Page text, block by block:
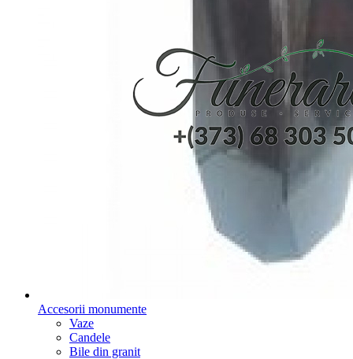
Accesorii monumente
Vaze
Candele
Bile din granit